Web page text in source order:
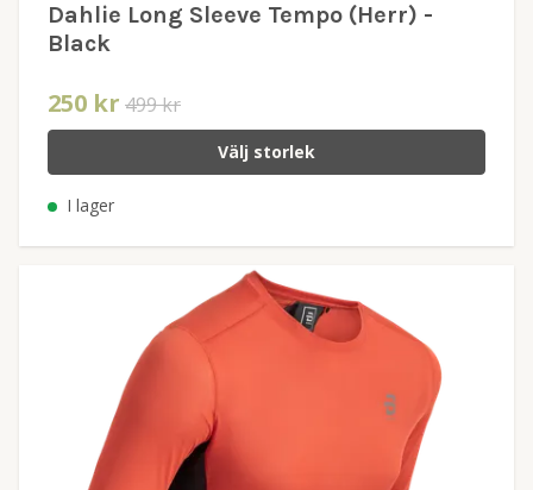
Dahlie Long Sleeve Tempo (Herr) -
Black
250 kr 499 kr
Välj storlek
I lager